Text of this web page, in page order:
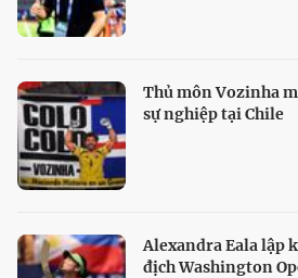
Thủ môn Vozinha
sự nghiệp tại Chile
Alexandra Eala lập
địch Washington